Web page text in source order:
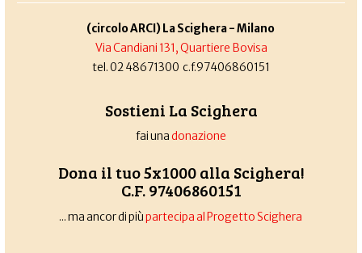
(circolo ARCI) La Scighera - Milano
Via Candiani 131, Quartiere Bovisa
tel. 02 48671300 c.f.97406860151
Sostieni La Scighera
fai unadonazione
Dona il tuo 5x1000 alla Scighera!
C.F. 97406860151
... ma ancor di piùpartecipa al Progetto Scighera